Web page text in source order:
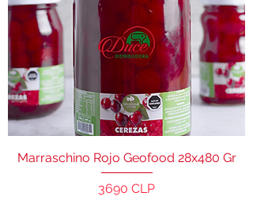
Marraschino Rojo Geofood 28x480 Gr
Precio
3690 CLP